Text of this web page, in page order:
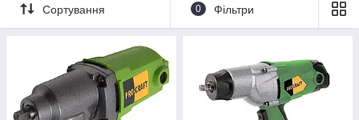
Сортування 0 Фільтри